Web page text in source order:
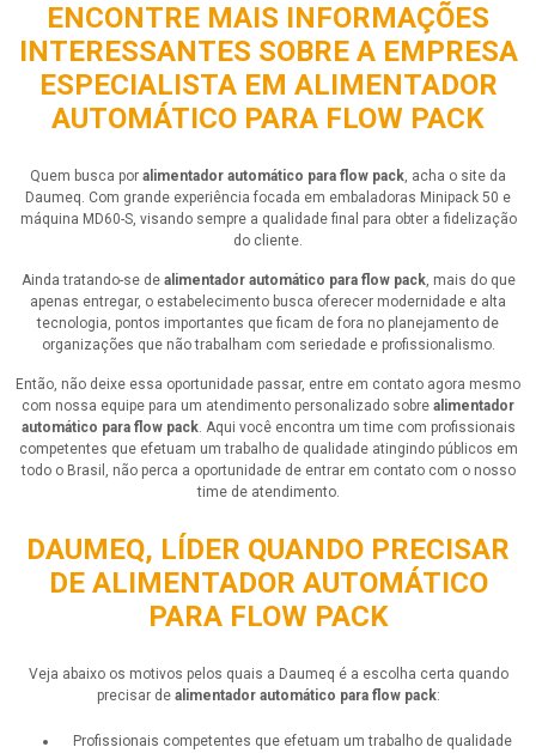
ENCONTRE MAIS INFORMAÇÕES
INTERESSANTES SOBRE A EMPRESA
ESPECIALISTA EM ALIMENTADOR
AUTOMÁTICO PARA FLOW PACK
Quem busca por alimentador automático para flow pack, acha o site da
Daumeq. Com grande experiência focada em embaladoras Minipack 50 e
máquina MD60-S, visando sempre a qualidade final para obter a fidelização
do cliente.
Ainda tratando-se de alimentador automático para flow pack, mais do que
apenas entregar, o estabelecimento busca oferecer modernidade e alta
tecnologia, pontos importantes que ficam de fora no planejamento de
organizações que não trabalham com seriedade e profissionalismo.
Então, não deixe essa oportunidade passar, entre em contato agora mesmo
com nossa equipe para um atendimento personalizado sobre alimentador
automático para flow pack. Aqui você encontra um time com profissionais
competentes que efetuam um trabalho de qualidade atingindo públicos em
todo o Brasil, não perca a oportunidade de entrar em contato com o nosso
time de atendimento.
DAUMEQ, LÍDER QUANDO PRECISAR
DE ALIMENTADOR AUTOMÁTICO
PARA FLOW PACK
Veja abaixo os motivos pelos quais a Daumeq é a escolha certa quando
precisar de alimentador automático para flow pack:
profissionais competentes que efetuam um trabalho de qualidade